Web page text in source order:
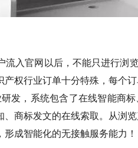
入官网以后，不能只进行
权行业订单十分特殊，每个
发，系统包含了在线智能商
、商标发文的在线索取。从
成智能化的无接触服务能力！